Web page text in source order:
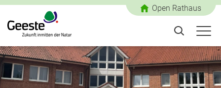
Open Rathaus